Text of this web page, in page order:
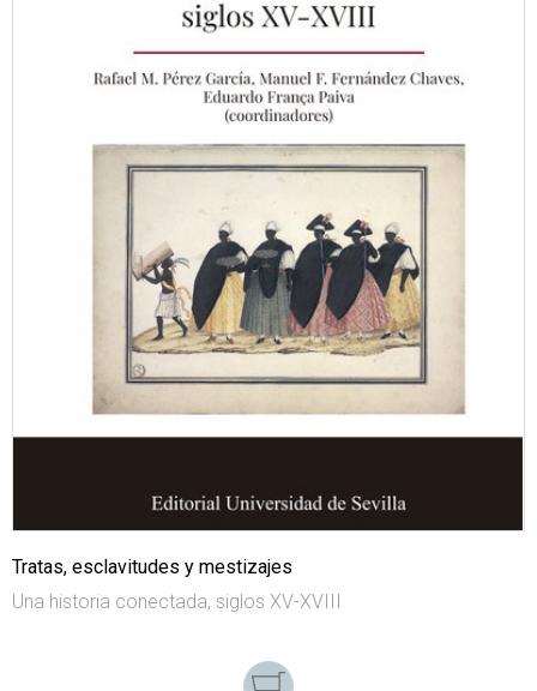
Tratas, esclavitudes y mestizajes
Una historia conectada, siglos XV-XVIII